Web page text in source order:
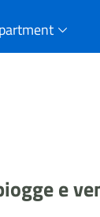
e